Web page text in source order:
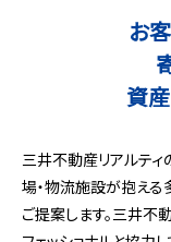
お
資
三井不動産リアルティ
場・物流施設が抱える
ご提案します。三井不